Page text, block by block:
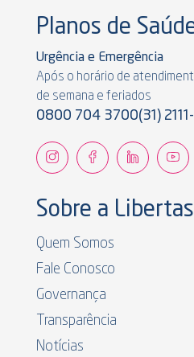
Planos de
Urgência e Emergência
Após o horário de
de semana e feriados
0800 704 3700(31)
Sobre a Libertas
Quem Somos
Fale Conosco
Governança
Transparência
Notícias